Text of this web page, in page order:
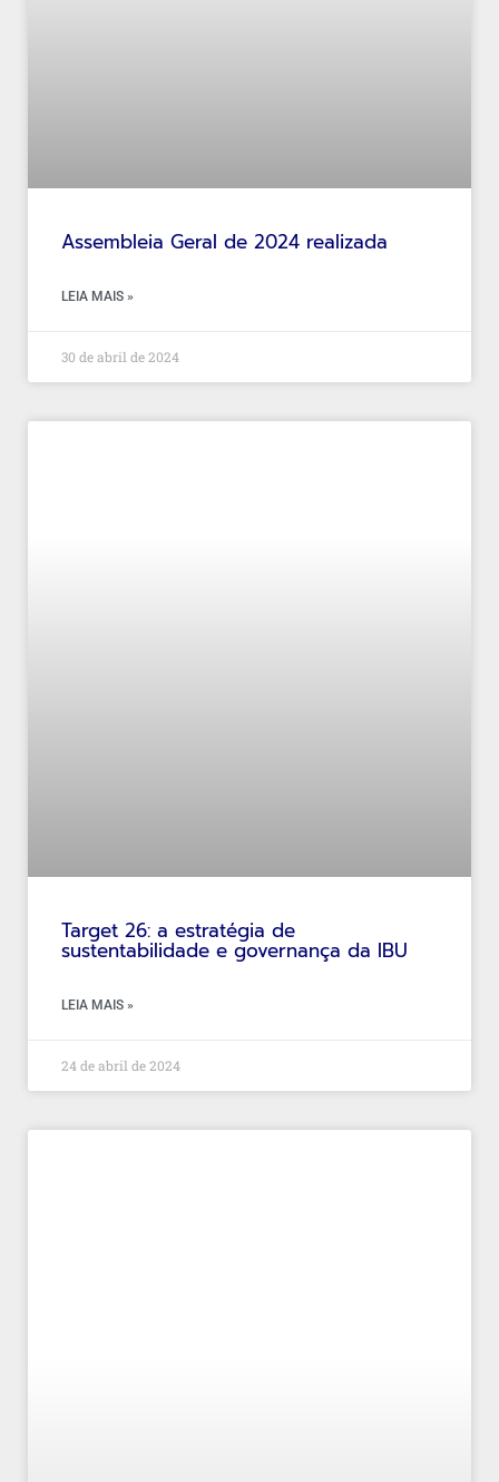
Assembleia Geral de 2024 realizada
LEIA MAIS »
30 de abril de 2024
Target 26: a estratégia de
sustentabilidade e governança da IBU
LEIA MAIS »
24 de abril de 2024